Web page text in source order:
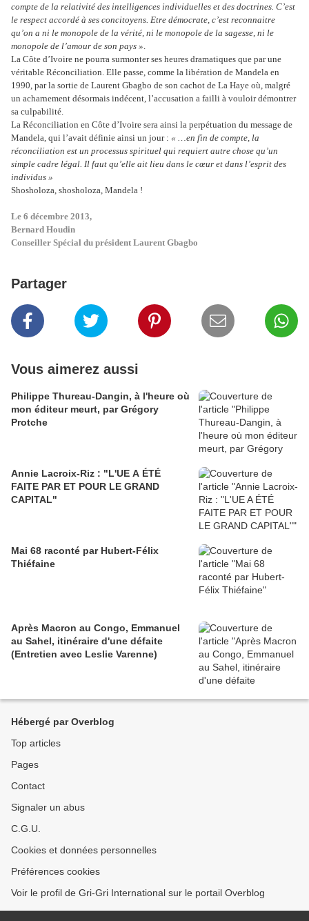
compte de la relativité des intelligences individuelles et des doctrines. C’est
le respect accordé à ses concitoyens. Etre démocrate, c’est reconnaitre
qu’on a ni le monopole de la vérité, ni le monopole de la sagesse, ni le
monopole de l’amour de son pays ».
La Côte d’Ivoire ne pourra surmonter ses heures dramatiques que par une
véritable Réconciliation. Elle passe, comme la libération de Mandela en
1990, par la sortie de Laurent Gbagbo de son cachot de La Haye où, malgré
un acharnement désormais indécent, l’accusation a failli à vouloir démontrer
sa culpabilité.
La Réconciliation en Côte d’Ivoire sera ainsi la perpétuation du message de
Mandela, qui l’avait définie ainsi un jour : « …en fin de compte, la
réconciliation est un processus spirituel qui requiert autre chose qu’un
simple cadre légal. Il faut qu’elle ait lieu dans le cœur et dans l’esprit des
individus »
Shosholoza, shosholoza, Mandela !
Le 6 décembre 2013,
Bernard Houdin
Conseiller Spécial du président Laurent Gbagbo
Partager
Vous aimerez aussi
Philippe Thureau-Dangin, à l'heure où
mon éditeur meurt, par Grégory
Protche
Annie Lacroix-Riz : "L'UE A ÉTÉ
FAITE PAR ET POUR LE GRAND
CAPITAL"
Mai 68 raconté par Hubert-Félix
Thiéfaine
Après Macron au Congo, Emmanuel
au Sahel, itinéraire d'une défaite
(Entretien avec Leslie Varenne)
Hébergé par Overblog
Top articles
Pages
Contact
Signaler un abus
C.G.U.
Cookies et données personnelles
Préférences cookies
Voir le profil de Gri-Gri International sur le portail Overblog